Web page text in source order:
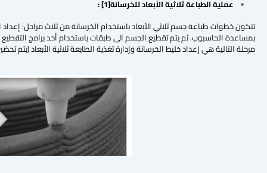
عملية الطباعة ثلاثية الأبعاد للخرسانة[1]
:
تتكون خطوات طباعة جسم ثلاثي الأبعاد باستخدام الخرسانة من ثلاث مراحل: إعداد
مرحلة التالية هي إعداد خليط الخرسانة وإدارة تغذية الطابعة ثلاثية الأبعاد (يتم